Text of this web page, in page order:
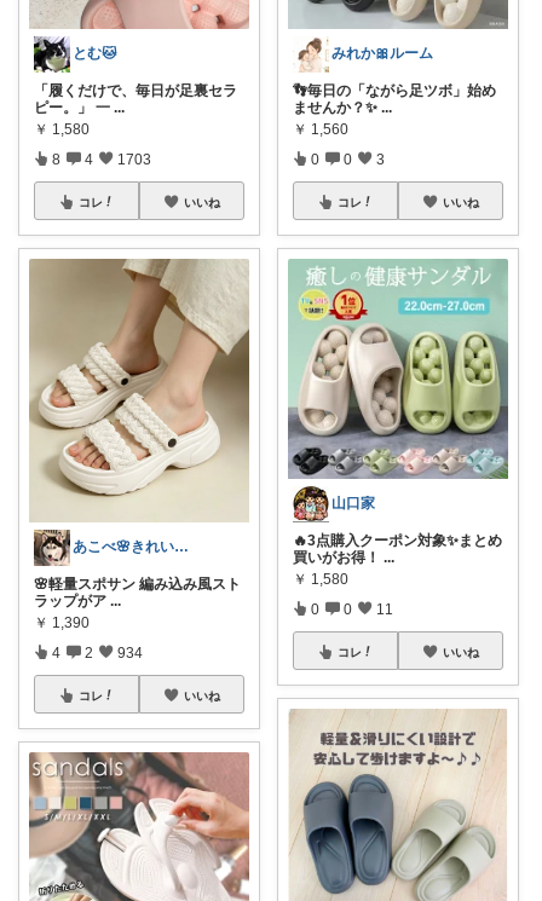
とむ🐱
​「履くだけで、毎日が足裏セラ
ピー。」 一 ...
￥ 1,580
8 4 1703
コレ いいね
あこべ🌸きれいめカジュアル♡
🌸軽量スポサン 編み込み風スト
ラップがア ...
￥ 1,390
4 2 934
コレ いいね
みれか🎀ルーム
👣毎日の「ながら足ツボ」始め
ませんか？✨ ...
￥ 1,560
0 0 3
コレ いいね
山口家
🔥3点購入クーポン対象✨まとめ
買いがお得！ ...
￥ 1,580
0 0 11
コレ いいね